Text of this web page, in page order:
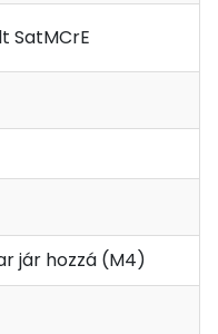
SatMCrE
jár hozzá (M4)